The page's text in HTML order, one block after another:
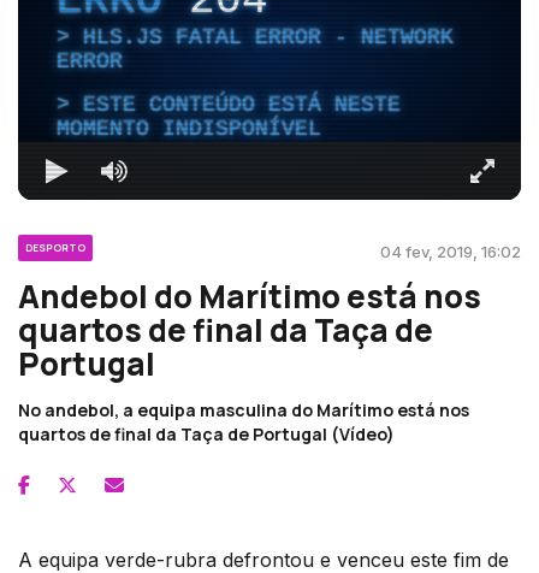
HLS.JS FATAL ERROR - NETWORK
ERROR
ESTE CONTEÚDO ESTÁ NESTE
MOMENTO INDISPONÍVEL
DESPORTO 04 fev, 2019, 16:02
Andebol do Marítimo está nos
quartos de final da Taça de
Portugal
No andebol, a equipa masculina do Marítimo está nos
quartos de final da Taça de Portugal (Vídeo)
A equipa verde-rubra defrontou e venceu este fim de